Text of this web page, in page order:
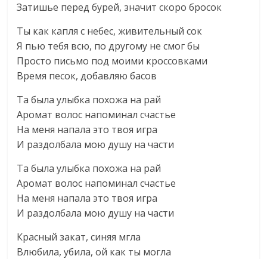
Затишье перед бурей, значит скоро бросок
Ты как капля с небес, живительный сок
Я пью тебя всю, по другому не смог бы
Просто письмо под моими кроссовками
Время песок, добавляю басов
Та была улыбка похожа на рай
Аромат волос напоминал счастье
На меня напала это твоя игра
И раздолбала мою душу на части
Та была улыбка похожа на рай
Аромат волос напоминал счастье
На меня напала это твоя игра
И раздолбала мою душу на части
Красный закат, синяя мгла
Влюбила, убила, ой как ты могла